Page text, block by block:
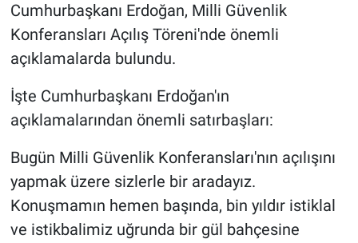
Cumhurbaşkanı Erdoğan, Milli Güvenlik
Konferansları Açılış Töreni'nde önemli
açıklamalarda bulundu.
İşte Cumhurbaşkanı Erdoğan'ın
açıklamalarından önemli satırbaşları:
Bugün Milli Güvenlik Konferansları'nın açılışını
yapmak üzere sizlerle bir aradayız.
Konuşmamın hemen başında, bin yıldır istiklal
ve istikbalimiz uğrunda bir gül bahçesine